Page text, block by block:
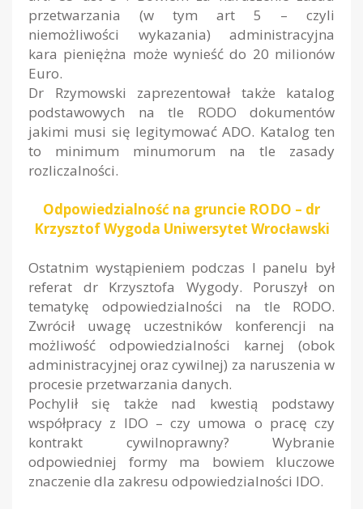
przetwarzania (w tym art 5 – czyli
niemożliwości wykazania) administracyjna
kara pieniężna może wynieść do 20 milionów
Euro.
Dr Rzymowski zaprezentował także katalog
podstawowych na tle RODO dokumentów
jakimi musi się legitymować ADO. Katalog ten
to minimum minumorum na tle zasady
rozliczalności.
Odpowiedzialność na gruncie RODO – dr
Krzysztof Wygoda Uniwersytet Wrocławski
Ostatnim wystąpieniem podczas I panelu był
referat dr Krzysztofa Wygody. Poruszył on
tematykę odpowiedzialności na tle RODO.
Zwrócił uwagę uczestników konferencji na
możliwość odpowiedzialności karnej (obok
administracyjnej oraz cywilnej) za naruszenia w
procesie przetwarzania danych.
Pochylił się także nad kwestią podstawy
współpracy z IDO – czy umowa o pracę czy
kontrakt cywilnoprawny? Wybranie
odpowiedniej formy ma bowiem kluczowe
znaczenie dla zakresu odpowiedzialności IDO.